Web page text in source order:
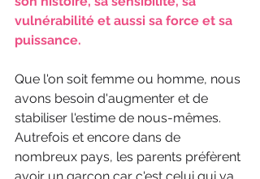
vulnérabilité et aussi sa force et sa
puissance.
Que l'on soit femme ou homme, nous
avons besoin d'augmenter et de
stabiliser l'estime de nous-mêmes.
Autrefois et encore dans de
nombreux pays, les parents préfèrent